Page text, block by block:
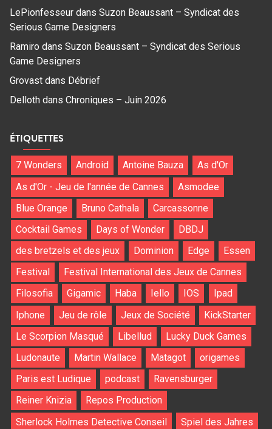
LePionfesseur dans Suzon Beaussant – Syndicat des
Serious Game Designers
Ramiro dans Suzon Beaussant – Syndicat des Serious
Game Designers
Grovast dans Débrief
Delloth dans Chroniques – Juin 2026
ÉTIQUETTES
7 Wonders Android Antoine Bauza
As d'Or
As d'Or - Jeu de l'année de Cannes
Asmodee
Blue Orange
Bruno Cathala
Carcassonne
Cocktail Games
Days of Wonder
DBDJ
des bretzels et des jeux
Dominion Edge
Essen
Festival
Festival International des Jeux de Cannes
Filosofia
Gigamic Haba Iello IOS
Ipad
Iphone
Jeu de rôle Jeux de Société
KickStarter
Le Scorpion Masqué
Libellud
Lucky Duck Games
Ludonaute
Martin Wallace Matagot
origames
Paris est Ludique
podcast
Ravensburger
Reiner Knizia
Repos Production
Sherlock Holmes Detective Conseil
Spiel des Jahres